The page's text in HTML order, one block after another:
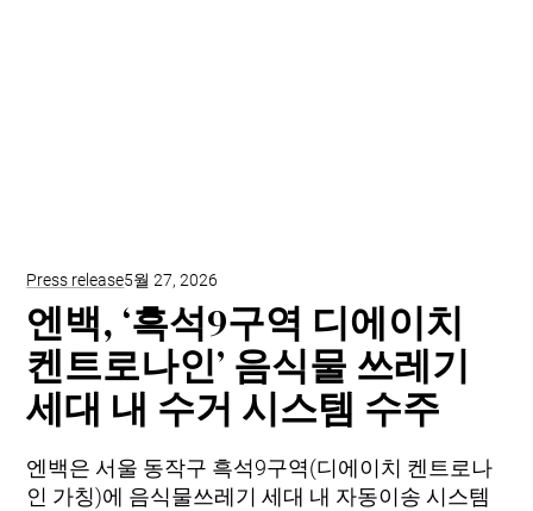
Press release5월 27, 2026
엔백, ‘흑석9구역 디에이치
켄트로나인’ 음식물 쓰레기
세대 내 수거 시스템 수주
엔백은 서울 동작구 흑석9구역(디에이치 켄트로나
인 가칭)에 음식물쓰레기 세대 내 자동이송 시스템